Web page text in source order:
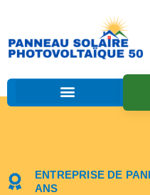
ENTREPRISE DE
ANS